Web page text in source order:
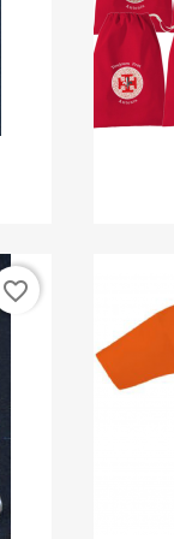
favorite_border